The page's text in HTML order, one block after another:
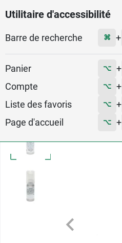
Utilitaire d'accessibilité
Barre de recherche ⌘ +
Panier ⌥ +
Compte ⌥ +
Liste des favoris ⌥ +
Page d'accueil ⌥ +
Menu
2